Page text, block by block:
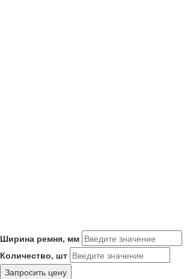
Ширина ремня, мм
Количество, шт
Запросить цену